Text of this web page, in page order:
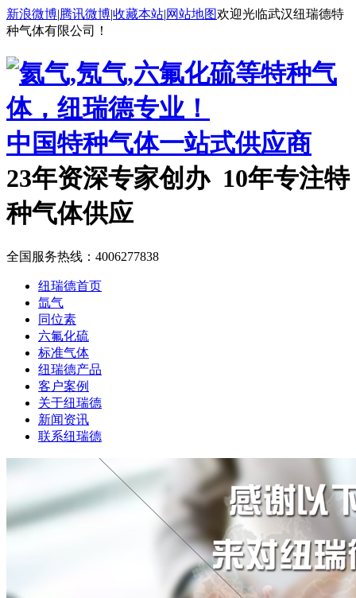
新浪微博|腾讯微博|收藏本站|网站地图欢迎光临武汉纽瑞德特
种气体有限公司！
中国特种气体一站式供应商
23年资深专家创办 10年专注特
种气体供应
全国服务热线： 4006277838
纽瑞德首页
氙气
同位素
六氟化硫
标准气体
纽瑞德产品
客户案例
关于纽瑞德
新闻资讯
联系纽瑞德